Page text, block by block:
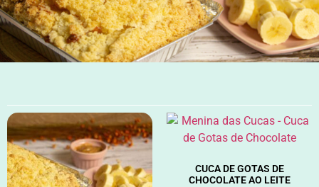
CUCA DE GOTAS DE
CHOCOLATE AO LEITE